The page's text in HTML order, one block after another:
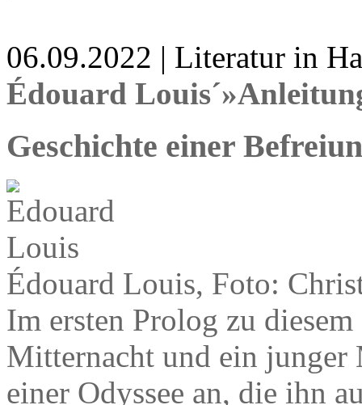
06.09.2022 | Literatur in
Édouard
Geschichte einer
Édouard Louis, Foto:
Im ersten Prolog zu
Mitternacht und ein junger
einer Odyssee an, die ihn